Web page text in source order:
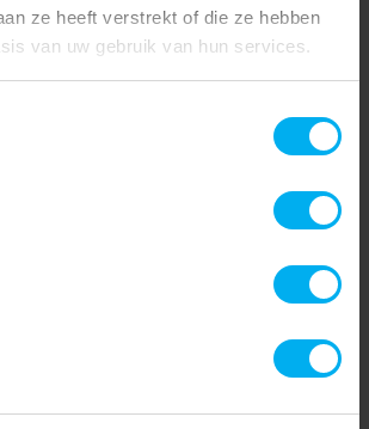
ze heeft verstrekt of die ze hebben
van uw gebruik van hun services.